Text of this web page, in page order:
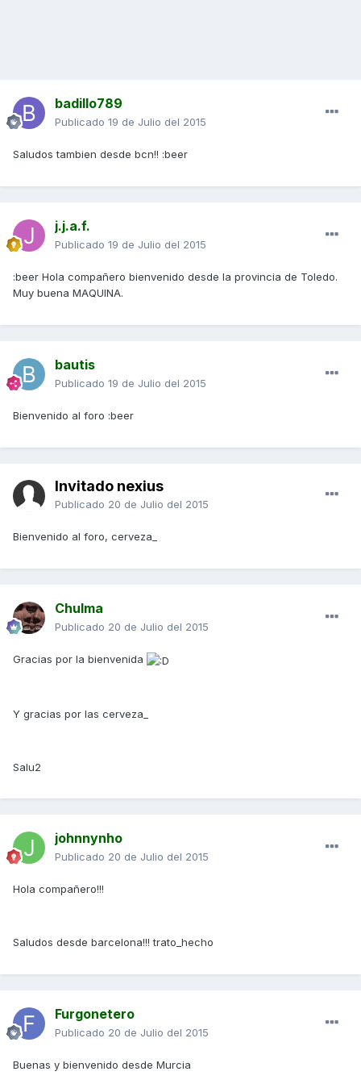
badillo789
Publicado 19 de Julio del 2015
Saludos tambien desde bcn!! :beer
j.j.a.f.
Publicado 19 de Julio del 2015
:beer Hola compañero bienvenido desde la provincia de Toledo.
Muy buena MAQUINA.
bautis
Publicado 19 de Julio del 2015
Bienvenido al foro :beer
Invitado nexius
Publicado 20 de Julio del 2015
Bienvenido al foro, cerveza_
Chulma
Publicado 20 de Julio del 2015
Gracias por la bienvenida
Y gracias por las cerveza_
Salu2
johnnynho
Publicado 20 de Julio del 2015
Hola compañero!!!
Saludos desde barcelona!!! trato_hecho
Furgonetero
Publicado 20 de Julio del 2015
Buenas y bienvenido desde Murcia